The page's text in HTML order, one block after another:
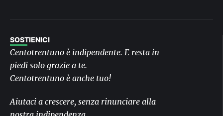
SOSTIENICI
Centotrentuno è indipendente. E resta in
piedi solo grazie a te.
Centotrentuno è anche tuo!
Aiutaci a crescere, senza rinunciare alla